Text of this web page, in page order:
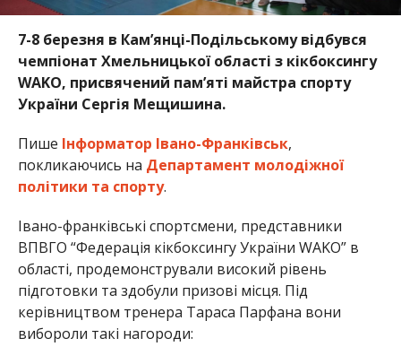
7-8 березня в Кам’янці-Подільському відбувся
чемпіонат Хмельницької області з кікбоксингу
WAKO, присвячений пам’яті майстра спорту
України Сергія Мещишина.
Пише Інформатор Івано-Франківськ,
покликаючись на Департамент молодіжної
політики та спорту.
Івано-франківські спортсмени, представники
ВПВГО “Федерація кікбоксингу України WAKO” в
області, продемонстрували високий рівень
підготовки та здобули призові місця. Під
керівництвом тренера Тараса Парфана вони
вибороли такі нагороди: